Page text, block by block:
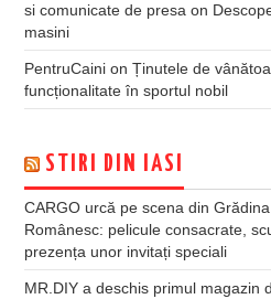
si comunicate de presa on
masini
PentruCaini onȚinutele de
funcționalitate în sportul nobil
STIRI DIN IASI
CARGO urcă pe scena din
Românesc: pelicule consacrate,
prezența unor invitați speciali
MR.DIY a deschis primul magazin